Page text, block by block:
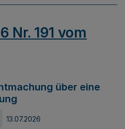
Nr. 191 vom
über eine
13.07.2026